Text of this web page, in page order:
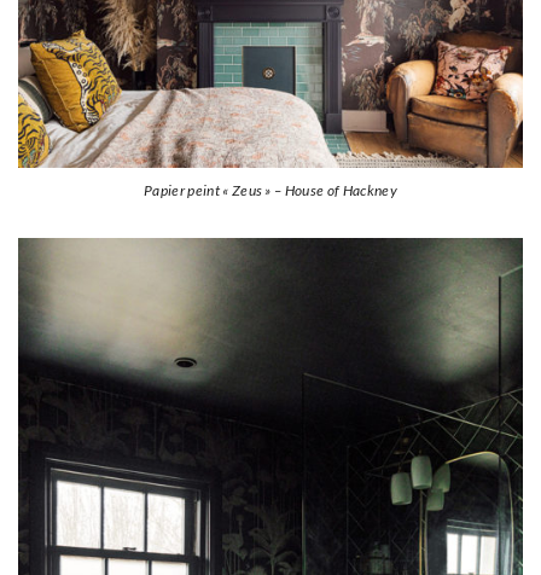
Papier peint « Zeus » – House of Hackney